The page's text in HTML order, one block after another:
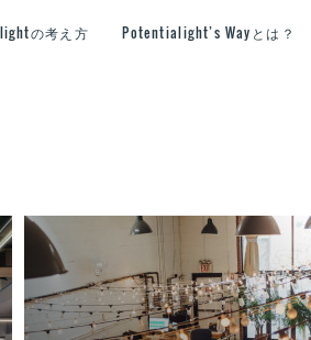
の考え方 Potentialight’s Wayとは？